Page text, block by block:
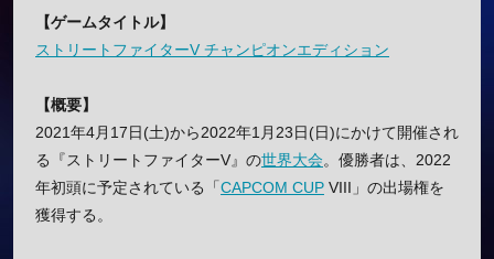
【ゲームタイトル】
ストリートファイターV チャンピオンエディション
【概要】
2021年4月17日(土)から2022年1月23日(日)にかけて開催され
る『ストリートファイターV』の世界大会。優勝者は、2022
年初頭に予定されている「CAPCOM CUP VIII」の出場権を
獲得する。